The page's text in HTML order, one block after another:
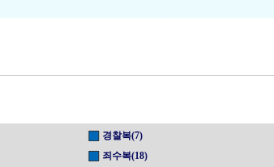
경찰복(7)
죄수복(18)